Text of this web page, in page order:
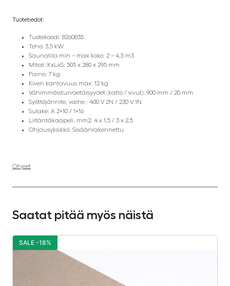
Tuotetiedot:
Tuotekoodi: 8260835
Teho: 3,5 kW
Saunatila min – max koko: 2 – 4,5 m3
Mitat (KxLxS: 505 x 280 x 295 mm
Paino: 7 kg
Kiven kantavuus max: 12 kg
Vähimmäisturvaetäisyydet (katto / sivut): 900 mm / 20 mm
Syöttöjännite, vaihe : 400 V 2N / 230 V 1N
Sulake: A 2×10 / 1×16
Liitäntäkaapeli, mm2: 4 x 1,5 / 3 x 2,5
Ohjausyksikkö: Sisäänrakennettu
Ohjeet
Saatat pitää myös näistä
SALE -18%